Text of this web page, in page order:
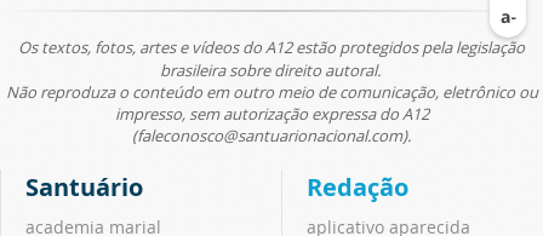
Os textos, fotos, artes e vídeos do A12 estão protegidos pela legislação
brasileira sobre direito autoral.
Não reproduza o conteúdo em outro meio de comunicação, eletrônico ou
impresso, sem autorização expressa do A12
(faleconosco@santuarionacional.com).
Santuário
academia marial
Redação
aplicativo aparecida